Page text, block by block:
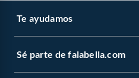
Te ayudamos
Sé parte de falabella.com